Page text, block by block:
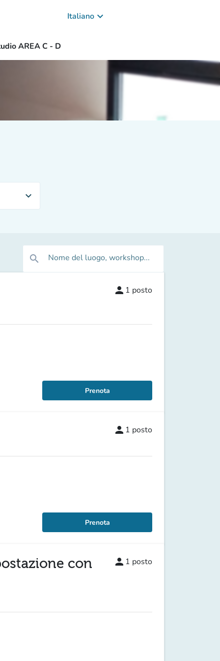
Italiano keyboard_arrow_down
AREA C - D
expand_more
search Nome del luogo, workshop...
person 1 posto
Prenota
person 1 posto
Prenota
con
person 1 posto